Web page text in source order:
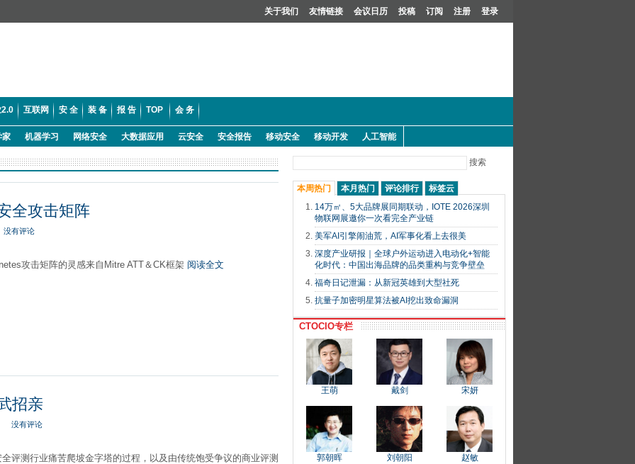
关于我们 友情链接 会议日历 投稿 订阅 注册 登录
互联网 安 全 装 备 报 告 TOP 会 务
家 机器学习 网络安全 大数据应用 云安全 安全报告 移动安全 移动开发 人工智能
全攻击矩阵
没有评论
攻击矩阵的灵感来自Mitre ATT＆CK框架 阅读全文
招亲
没有评论
评测行业痛苦爬坡金字塔的过程，以及由传统饱受争议的商业评测
搜索
本周热门 本月热门 评论排行
标签云
14万㎡、5大品牌展同期联动，IOTE 2026深圳
物联网展邀你一次看完全产业链
美军AI引擎闹油荒，AI军事化看上去很美
深度产业研报｜全球户外运动进入电动化+智能
化时代：中国出海品牌的品类重构与竞争壁垒
福奇日记泄漏：从新冠英雄到大型社死
抗量子加密明星算法被AI挖出致命漏洞
CTOCIO专栏
王萌 戴剑 宋妍
郭朝晖 刘朝阳 赵敏